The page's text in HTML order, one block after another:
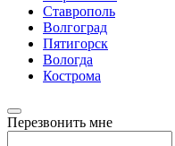
Ставрополь
Волгоград
Пятигорск
Вологда
Кострома
Перезвонить мне